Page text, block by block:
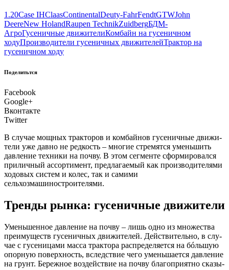
1.20Case IHClaasContinentalDeuty-FahrFendtGTWJohn
DeereNew HolandRaupen TechnikZuidbergБДМ-
АгроГусеничные движителиКомбайн на гусеничном
ходуПроизводители гусеничных движителейТрактор на
гусеничном ходу
Поделитьтся
Facebook
Google+
Вконтакте
Twitter
В слу­чае мощ­ных трак­то­ров и ком­бай­нов гусе­нич­ные дви­жи­
те­ли уже дав­но не ред­кость – мно­гие стре­мят­ся умень­шить
дав­ле­ние тех­ни­ки на поч­ву. В этом сег­мен­те сфор­ми­ро­вал­ся
при­лич­ный ассор­ти­мент, пред­ла­га­е­мый как про­из­во­ди­те­ля­ми
ходо­вых систем и колес, так и сами­ми
сельхозмашиностроителями.
Тренды рынка: гусеничные движители
Умень­шен­ное дав­ле­ние на поч­ву – лишь одно из мно­же­ства
пре­иму­ществ гусе­нич­ных дви­жи­те­лей. Дей­стви­тель­но, в слу­
чае с гусе­ни­ца­ми мас­са трак­то­ра рас­пре­де­ля­ет­ся на бóль­шую
опор­ную поверх­ность, вслед­ствие чего умень­ша­ет­ся дав­ле­ние
на грунт. Береж­ное воз­дей­ствие на поч­ву бла­го­при­ят­но ска­зы­